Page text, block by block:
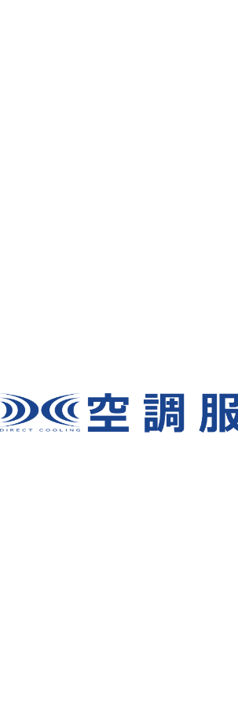
【重要】BT23221、
【重要】BT23221、
をご利用のお客様へ （
の操作アプリ動作確認済み
6月11
なお、アプリの更新につきましては、一
ンストールし、その後再度インストール
今後ともご愛顧を賜りますよう何卒宜し
掲載商品は株式会社空調服の特許及び技術を使用
」、 「生理クーラ